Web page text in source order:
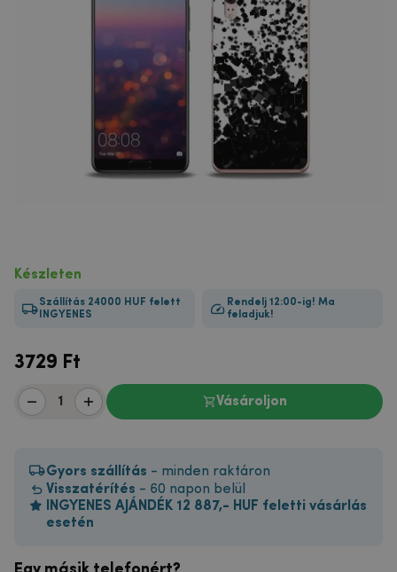
Készleten
Szállítás 24000 HUF felett
INGYENES
Rendelj 12:00-ig! Ma
feladjuk!
3729 Ft
Vásároljon
Gyors szállítás - minden raktáron
Visszatérítés - 60 napon belül
INGYENES AJÁNDÉK 12 887,- HUF feletti vásárlás
esetén